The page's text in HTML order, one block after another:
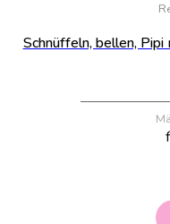
Schnüffeln, bellen,